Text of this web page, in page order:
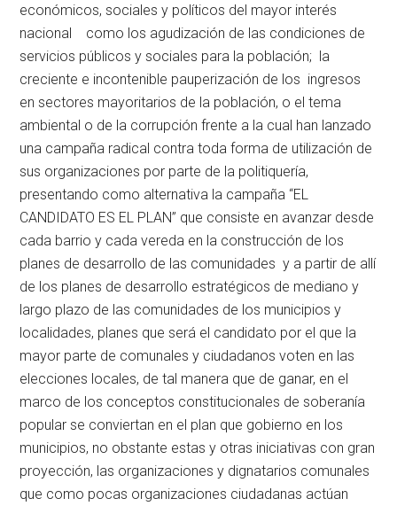
económicos, sociales y políticos del mayor interés
nacional como los agudización de las condiciones de
servicios públicos y sociales para la población; la
creciente e incontenible pauperización de los ingresos
en sectores mayoritarios de la población, o el tema
ambiental o de la corrupción frente a la cual han lanzado
una campaña radical contra toda forma de utilización de
sus organizaciones por parte de la politiquería,
presentando como alternativa la campaña “EL
CANDIDATO ES EL PLAN” que consiste en avanzar desde
cada barrio y cada vereda en la construcción de los
planes de desarrollo de las comunidades y a partir de allí
de los planes de desarrollo estratégicos de mediano y
largo plazo de las comunidades de los municipios y
localidades, planes que será el candidato por el que la
mayor parte de comunales y ciudadanos voten en las
elecciones locales, de tal manera que de ganar, en el
marco de los conceptos constitucionales de soberanía
popular se conviertan en el plan que gobierno en los
municipios, no obstante estas y otras iniciativas con gran
proyección, las organizaciones y dignatarios comunales
que como pocas organizaciones ciudadanas actúan